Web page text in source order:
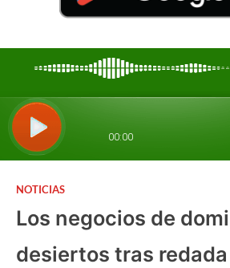
NOTICIAS
Los negocios de
desiertos tras